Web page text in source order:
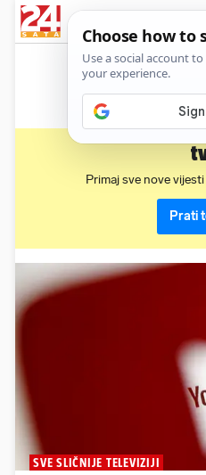
News
Primaj sve nove
Prati
SVE SLIČNIJE TELEVIZIJI